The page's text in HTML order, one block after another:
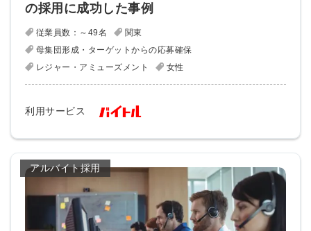
の採用に成功した事例
従業員数：～49名
関東
母集団形成・ターゲットからの応募確保
レジャー・アミューズメント
女性
利用サービス
アルバイト採用